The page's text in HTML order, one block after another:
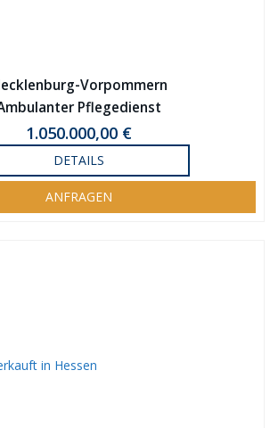
Vorpommern
Pflegedienst
1.050.000,00 €
DETAILS
ANFRAGEN